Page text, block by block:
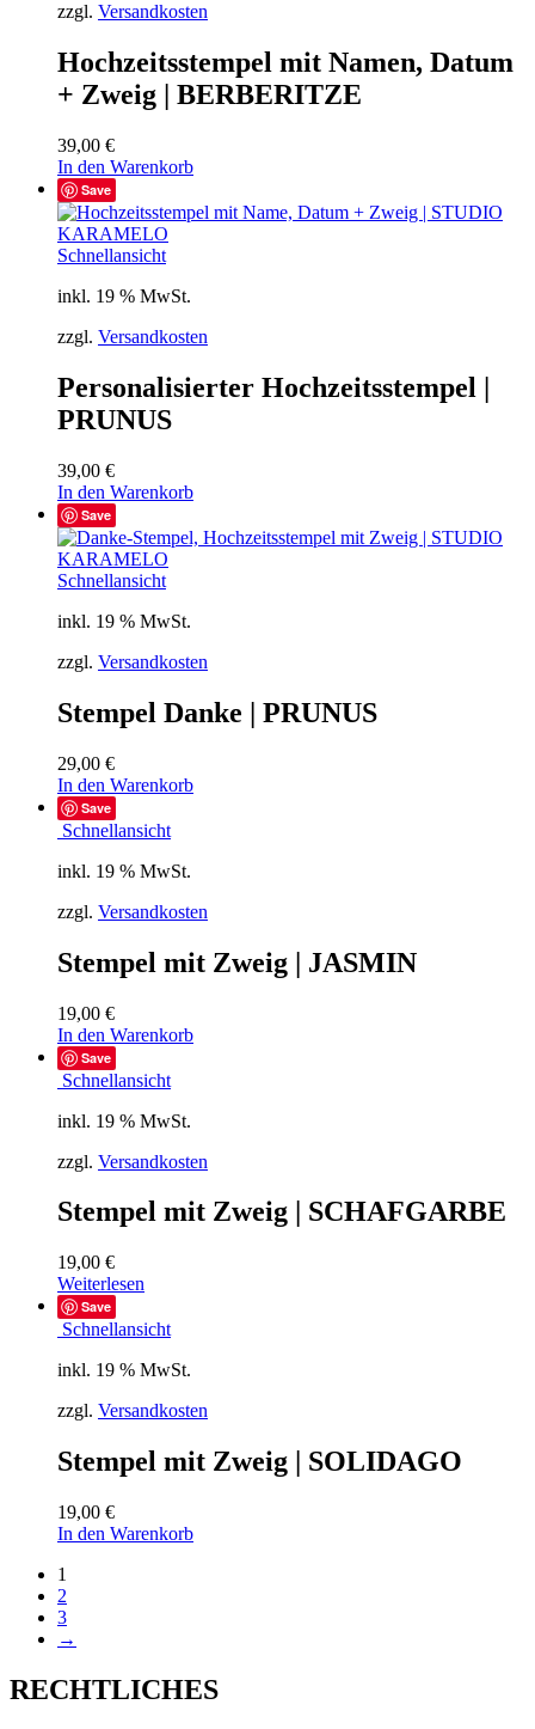
zzgl. Versandkosten
Hochzeitsstempel mit Namen, Datum
+ Zweig | BERBERITZE
39,00 €
In den Warenkorb
Save
Schnellansicht
inkl. 19 % MwSt.
zzgl. Versandkosten
Personalisierter Hochzeitsstempel |
PRUNUS
39,00 €
In den Warenkorb
Save
Schnellansicht
inkl. 19 % MwSt.
zzgl. Versandkosten
Stempel Danke | PRUNUS
29,00 €
In den Warenkorb
Save
Schnellansicht
inkl. 19 % MwSt.
zzgl. Versandkosten
Stempel mit Zweig | JASMIN
19,00 €
In den Warenkorb
Save
Schnellansicht
inkl. 19 % MwSt.
zzgl. Versandkosten
Stempel mit Zweig | SCHAFGARBE
19,00 €
Weiterlesen
Save
Schnellansicht
inkl. 19 % MwSt.
zzgl. Versandkosten
Stempel mit Zweig | SOLIDAGO
19,00 €
In den Warenkorb
1
2
3
→
RECHTLICHES